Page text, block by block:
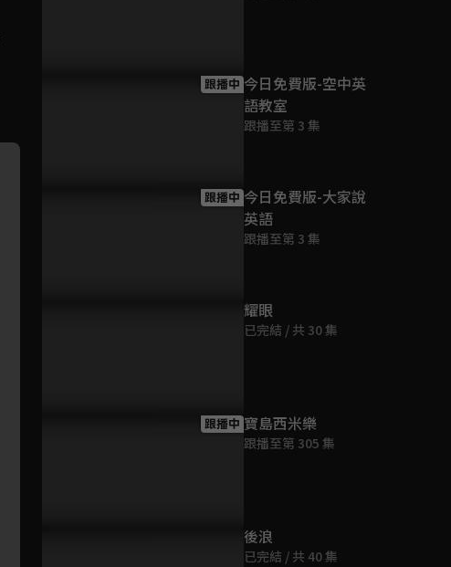
第7集
4分鐘跟播中 今日免費版-空中英
語教室
跟播至第 3 集
跟播中 今日免費版-大家說
英語
跟播至第 3 集
耀眼
已完結 / 共 30 集
跟播中 寶島西米樂
跟播至第 305 集
後浪
已完結 / 共 40 集